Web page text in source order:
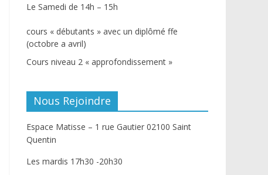
Le Samedi de 14h – 15h
cours « débutants » avec un diplômé ffe
(octobre a avril)
Cours niveau 2 « approfondissement »
Nous Rejoindre
Espace Matisse – 1 rue Gautier 02100 Saint
Quentin
Les mardis 17h30 -20h30